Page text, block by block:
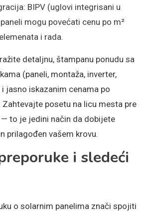
BIPV (uglovi integrisani u
mogu povećati cenu po m²
i rada.
detaljnu, štampanu ponudu sa
(paneli, montaža, inverter,
jasno iskazanim cenama po
Zahtevajte posetu na licu mesta pre
— to je jedini način da dobijete
prilagođen vašem krovu.
i sledeći
o solarnim panelima znači spojiti